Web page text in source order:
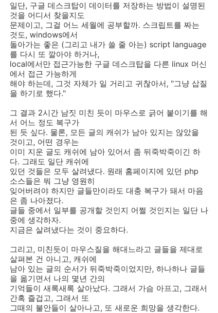
일단, 구글 데스크탑이 데이터를 저장하는 방법이 설명된
것을 어디서 찾을지도
문제이고, 그걸 어느 세월에 공부할까. 스크립트를 짜는
것도, windows에서
돌아가는 좋은 (그리고 내가 쓸 줄 아는) script language
를 다시 또 깔아야 하거나,
local에서만 접근가능한 구글 데스크탑을 다른 linux 머신
에서 접근 가능하게
해야 하는데, 그것 자체가 일 거리고 귀찮아서, "그냥 삽질
을 하기로 했다."
그 결과 2시간 남짓 미친 듯이 마우스로 긁어 붙이기를 해
서 어느 정도 복구가
된 듯 싶다. 물론, 모든 글의 캐쉬가 남아 있지는 않았을
것이고, 어떤 경우는
이미 지운 글도 캐쉬에 남아 있어서 좀 뒤죽박죽이긴 하
다. 그래도 일단 캐쉬에
있던 것들은 모두 살려냈다. 원래 홈페이지에 있던 php
소스들은 뭐 그냥 영원히
잊어버려야 하지만 글들만이라도 대충 복구가 돼서 마음
은 좀 나아졌다.
글들 중에서 일부를 공개할 것인지 어쩔 것인지는 일단 나
중에 생각하자.
지금은 살려냈다는 것이 중요하다.
그리고, 미친듯이 마우스질을 해대느라고 글들을 제대로
살펴본 건 아니고, 캐쉬에
남아 있는 글의 순서가 뒤죽박죽이었지만, 하나하나 글들
을 옮기면서 나의 몇년 간의
기억들이 새록새록 살아났다. 그래서 가슴 아프고, 그래서
간혹 즐겁고, 그래서 또
그때의 불안들이 살아나고, 또 새로운 희망을 생각한다.